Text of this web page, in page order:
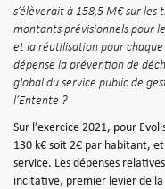
s’élèverait à 158,5 M€ sur les
montants prévisionnels pour
et la réutilisation pour
dépense la prévention de
global du service public de
l’Entente ?
Sur l’exercice 2021, pour
130 k€ soit 2€ par habitant,
service. Les dépenses
incitative, premier levier de